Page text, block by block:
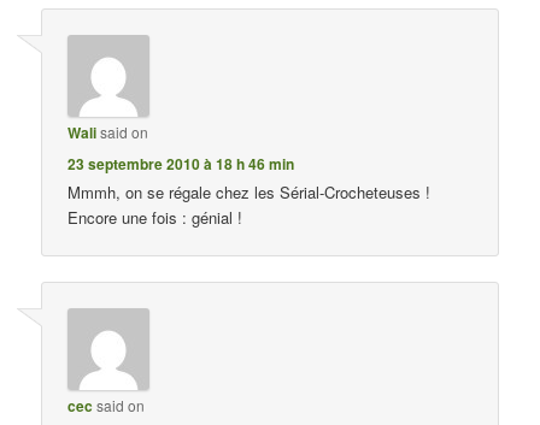
Walisaid on
23 septembre 2010 à 18 h 46 min
Mmmh, on se régale chez les Sérial-Crocheteuses !
Encore une fois : génial !
cecsaid on